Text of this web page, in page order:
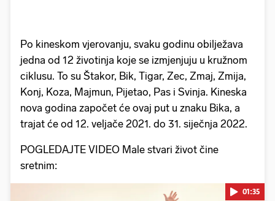
Po kineskom vjerovanju, svaku godinu obilježava
jedna od 12 životinja koje se izmjenjuju u kružnom
ciklusu. To su Štakor, Bik, Tigar, Zec, Zmaj, Zmija,
Konj, Koza, Majmun, Pijetao, Pas i Svinja. Kineska
nova godina započet će ovaj put u znaku Bika, a
trajat će od 12. veljače 2021. do 31. siječnja 2022.
POGLEDAJTE VIDEO Male stvari život čine
sretnim:
01:35